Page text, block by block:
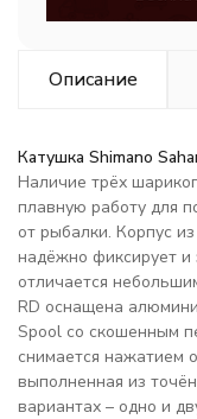
Описание
Катушка Shimano
Наличие трёх
плавную работу для
от рыбалки. Корпус
надёжно фиксирует
отличается
RD оснащена
Spool со скошенным
снимается нажатием
выполненная из
вариантах – одно и